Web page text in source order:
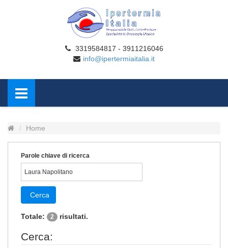
3319584817 - 3911216046
info@ipertermiaitalia.it
Home
Parole chiave di ricerca
Cerca
Totale: 2 risultati.
Cerca: